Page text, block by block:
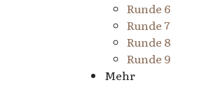
Runde 6
Runde 7
Runde 8
Runde 9
Mehr